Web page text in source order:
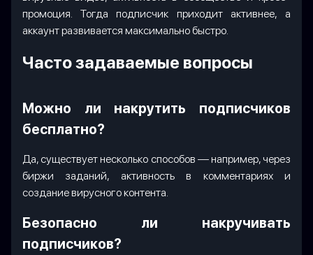
промоция. Тогда подписчик приходит активнее, а
аккаунт развивается максимально быстро.
Часто задаваемые вопросы
Можно ли накрутить подписчиков
бесплатно?
Да, существует несколько способов — например, через
биржи заданий, активность в комментариях и
создание вирусного контента.
Безопасно ли накручивать
подписчиков?